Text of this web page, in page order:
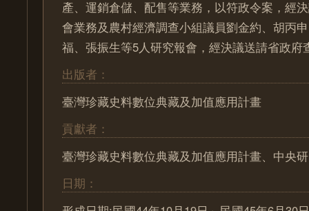
產、運銷倉儲、配售等業務，以符政令案，經
會業務及農村經濟調查小組議員劉金約、胡丙
福、張振生等5人研究報會，經決議送請省政府
出版者：
臺灣珍藏史料數位典藏及加值應用計畫
貢獻者：
臺灣珍藏史料數位典藏及加值應用計畫、中央
日期：